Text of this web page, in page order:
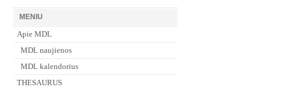
MENIU
Apie MDL
MDL naujienos
MDL kalendorius
THESAURUS